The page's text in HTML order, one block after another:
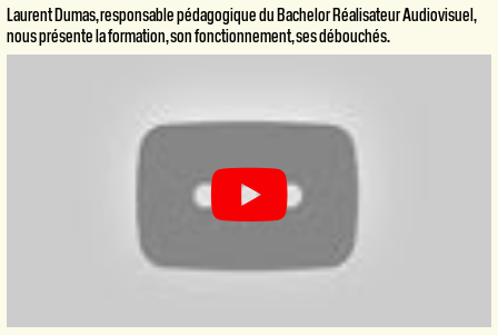
Laurent Dumas, responsable pédagogique du Bachelor Réalisateur Audiovisuel,
nous présente la formation, son fonctionnement, ses débouchés.
AUDIOVISUEL